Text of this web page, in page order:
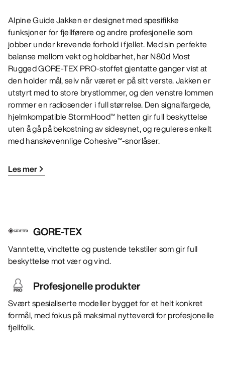
Alpine Guide Jakken er designet med spesifikke
funksjoner for fjellførere og andre profesjonelle som
jobber under krevende forhold i fjellet. Med sin perfekte
balanse mellom vekt og holdbarhet, har N80d Most
Rugged GORE-TEX PRO-stoffet gjentatte ganger vist at
den holder mål, selv når været er på sitt verste. Jakken er
utstyrt med to store brystlommer, og den venstre lommen
rommer en radiosender i full størrelse. Den signalfargede,
hjelmkompatible StormHood™ hetten gir full beskyttelse
uten å gå på bekostning av sidesynet, og reguleres enkelt
med hanskevennlige Cohesive™-snorlåser.
Les mer
GORE-TEX
Vanntette, vindtette og pustende tekstiler som gir full
beskyttelse mot vær og vind.
Profesjonelle produkter
Svært spesialiserte modeller bygget for et helt konkret
formål, med fokus på maksimal nytteverdi for profesjonelle
fjellfolk.